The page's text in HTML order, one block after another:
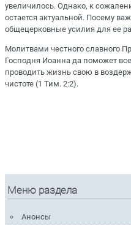
увеличилось. Однако, к
остается актуальной. Посему
общецерковные усилия для ее
Молитвами честного славного
Господня Иоанна да поможет
проводить жизнь свою в
чистоте (1 Тим. 2:2).
Меню раздела
Анонсы